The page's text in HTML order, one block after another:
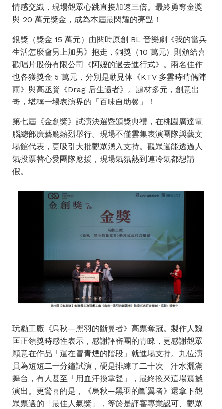
情感交織，現場觀眾心跳直接加速三倍。最終勇奪金獎
與 20 萬元獎金，成為本屆最閃耀的亮點！
銀獎（獎金 15 萬元）由閱時原創 BL 音樂劇《我的當兵
生活怎麼會男上加男》抱走，銅獎（10 萬元）則頒給喜
歡唱片股份有限公司《阿嬤的過去進行式》。兩名佳作
也各獲獎金 5 萬元，分別是動見体《KTV 多雲時晴偶陣
雨》與高丞賢《Drag 后生還者》。題材多元，創意出
奇，堪稱一場表演界的「百味自助餐」！
第七屆《金創獎》試演決選暨頒獎典禮，在桃園廣達電
腦總部廣藝廳熱烈舉行。現場不僅雲集表演團隊與藝文
場館代表，更吸引大批觀眾湧入支持。觀眾還能透過人
氣投票替心愛團隊應援，現場氣氛熱到連冷氣都想請
假。
玩勮工廠《烏秋—黑羽的斷翼者》高票奪冠。製作人魏
匡正領獎時感性表示，感謝評審團的青睞，更感謝觀眾
願意在作品「還在冒青煙的階段」就進場支持。九位演
員為短短二十分鐘試演，硬是排練了二十次，汗水灑滿
舞台，有人甚至「用血汗換掌聲」，最終換來這場震撼
演出。更驚喜的是，《烏秋—黑羽的斷翼者》還拿下觀
眾票選的「最佳人氣獎」，等於是評審專業認可、觀眾